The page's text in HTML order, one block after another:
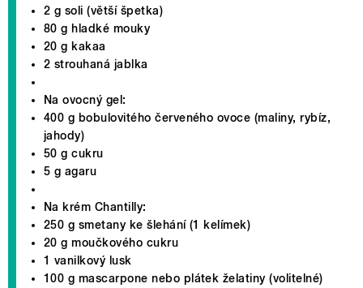
2 g soli (větší špetka)
80 g hladké mouky
20 g kakaa
2 strouhaná jablka
Na ovocný gel:
400 g bobulovitého červeného ovoce (maliny, rybíz,
jahody)
50 g cukru
5 g agaru
Na krém Chantilly:
250 g smetany ke šlehání (1 kelímek)
20 g moučkového cukru
1 vanilkový lusk
100 g mascarpone nebo plátek želatiny (volitelné)